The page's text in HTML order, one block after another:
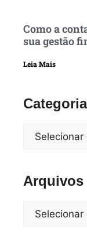
Como a
sua gestão
Leia Mais
Arquivos